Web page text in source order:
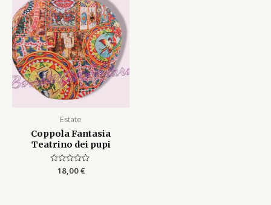
Estate
Coppola Fantasia
Teatrino dei pupi
Rated
18,00€